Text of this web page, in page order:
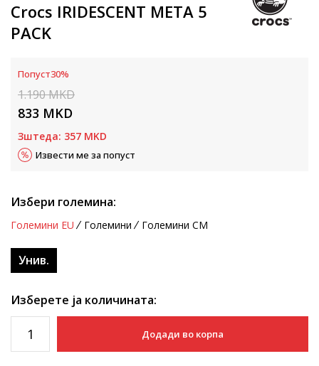
Crocs IRIDESCENT META 5
PACK
Попуст30%
1.190MKD
833 MKD
Зштеда: 357 MKD
Извести ме за попуст
Избери големина:
Големини EU Големини Големини CM
Унив.
Изберете ја количината:
Додади во корпа